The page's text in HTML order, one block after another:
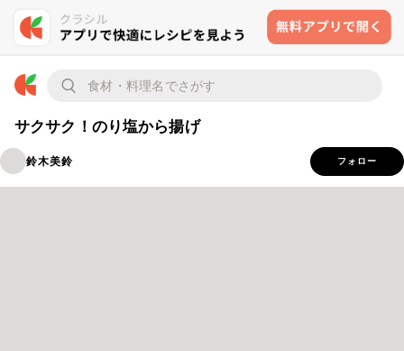
サクサク！のり塩から揚げ
鈴木美鈴 フォロー